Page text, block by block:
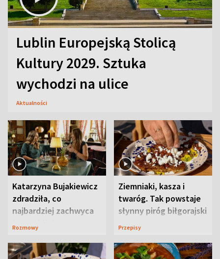
Lublin Europejską Stolicą
Kultury 2029. Sztuka
wychodzi na ulice
Aktualności
Katarzyna Bujakiewicz
zdradziła, co
najbardziej zachwyca
ją w Lublinie
Rozmowy
Ziemniaki, kasza i
twaróg. Tak powstaje
słynny piróg biłgorajski
Przepisy